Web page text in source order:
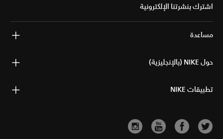
اشترك بنشرتنا الإلكترونية
مساعدة
حول NIKE (بالإنجليزية)
تطبيقات NIKE